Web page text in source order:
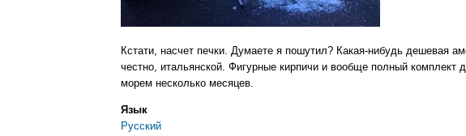
Кстати, насчет печки. Думаете я пошутил? Какая-нибудь дешевая
честно, итальянской. Фигурные кирпичи и вообще полный комплект
морем несколько месяцев.
Язык
Русский